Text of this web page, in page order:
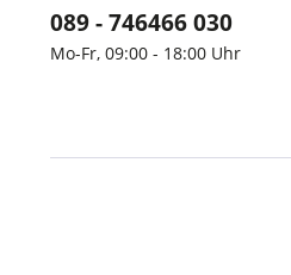
089 - 746466 030
Mo-Fr, 09:00 - 18:00 Uhr